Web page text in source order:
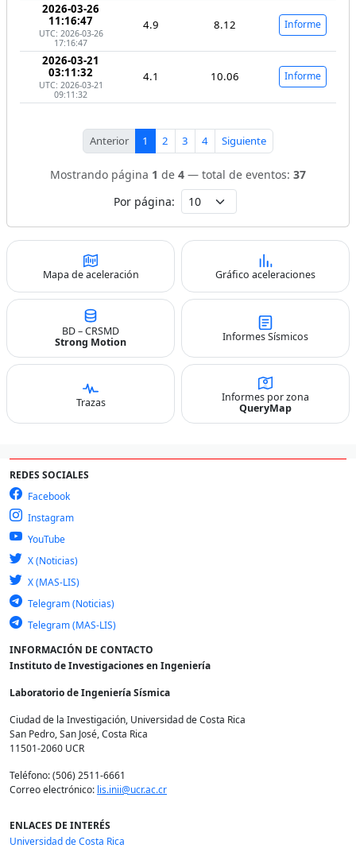
2026-03-26
11:16:47
UTC: 2026-03-26
17:16:47
4.9 8.12 Informe
2026-03-21
03:11:32
UTC: 2026-03-21
09:11:32
4.1 10.06 Informe
Anterior 1 2 3 4 Siguiente
Mostrando página 1 de 4 — total de eventos: 37
Por página:
Mapa de aceleración Gráfico aceleraciones
BD – CRSMD
Strong Motion
Informes Sísmicos
Trazas
Informes por zona
QueryMap
REDES SOCIALES
Facebook
Instagram
YouTube
X (Noticias)
X (MAS-LIS)
Telegram (Noticias)
Telegram (MAS-LIS)
INFORMACIÓN DE CONTACTO
Instituto de Investigaciones en Ingeniería
Laboratorio de Ingeniería Sísmica
Ciudad de la Investigación, Universidad de Costa Rica
San Pedro, San José, Costa Rica
11501-2060 UCR
Teléfono: (506) 2511-6661
Correo electrónico: lis.inii@ucr.ac.cr
ENLACES DE INTERÉS
Universidad de Costa Rica